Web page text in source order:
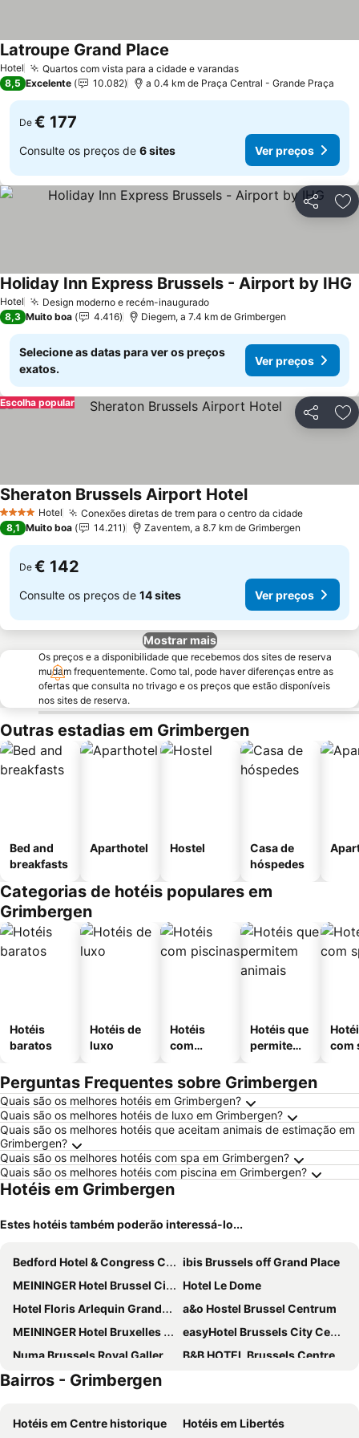
Hotel Quartos com vista para a cidade e varandas
Latroupe Grand Place
8,5 Excelente 10.082 a 0.4 km de Praça Central - Grande Praça
De € 177
Consulte os preços de 6 sites Ver preços
Partilhar
Hotel Design moderno e recém-inaugurado
Holiday Inn Express Brussels - Airport by IHG
8,3 Muito boa 4.416 Diegem, a 7.4 km de Grimbergen
Selecione as datas para ver os preços
exatos.
Ver preços
Partilhar
Escolha popular
4 EstrelasHotel Conexões diretas de trem para o centro da cidade
Sheraton Brussels Airport Hotel
8,1 Muito boa 14.211 Zaventem, a 8.7 km de Grimbergen
De € 142
Consulte os preços de 14 sites Ver preços
Mostrar mais
Os preços e a disponibilidade que recebemos dos sites de reserva
mudam frequentemente. Como tal, pode haver diferenças entre as
ofertas que consulta no trivago e os preços que estão disponíveis
nos sites de reserva.
Outras estadias em Grimbergen
Bed and
breakfasts
Aparthotel Hostel
Casa de
hóspedes
Categorias de hotéis populares em
Grimbergen
Hotéis
baratos
Hotéis de
luxo
Hotéis
com
Hotéis que
permitem
com
Perguntas Frequentes sobre Grimbergen
Quais são os melhores hotéis em Grimbergen?
Quais são os melhores hotéis de luxo em Grimbergen?
Quais são os melhores hotéis que aceitam animais de estimação em
Grimbergen?
Quais são os melhores hotéis com spa em Grimbergen?
Quais são os melhores hotéis com piscina em Grimbergen?
Hotéis em Grimbergen
Estes hotéis também poderão interessá-lo...
Bedford Hotel & Congress Centre
ibis Brussels off Grand Place
MEININGER Hotel Brussel City Center
Hotel Le Dome
Hotel Floris Arlequin Grand-Place
a&o Hostel Brussel Centrum
MEININGER Hotel Bruxelles Gare Du Midi
easyHotel Brussels City Centre
Numa Brussels Royal Galleries
B&B HOTEL Brussels Centre Gare du Midi
Hotel Siru Brussels
NH Collection Brussels Centre
Manos Stephanie Hotel
Bairros - Grimbergen
Hotéis em Centre historique
Hotéis em Libertés